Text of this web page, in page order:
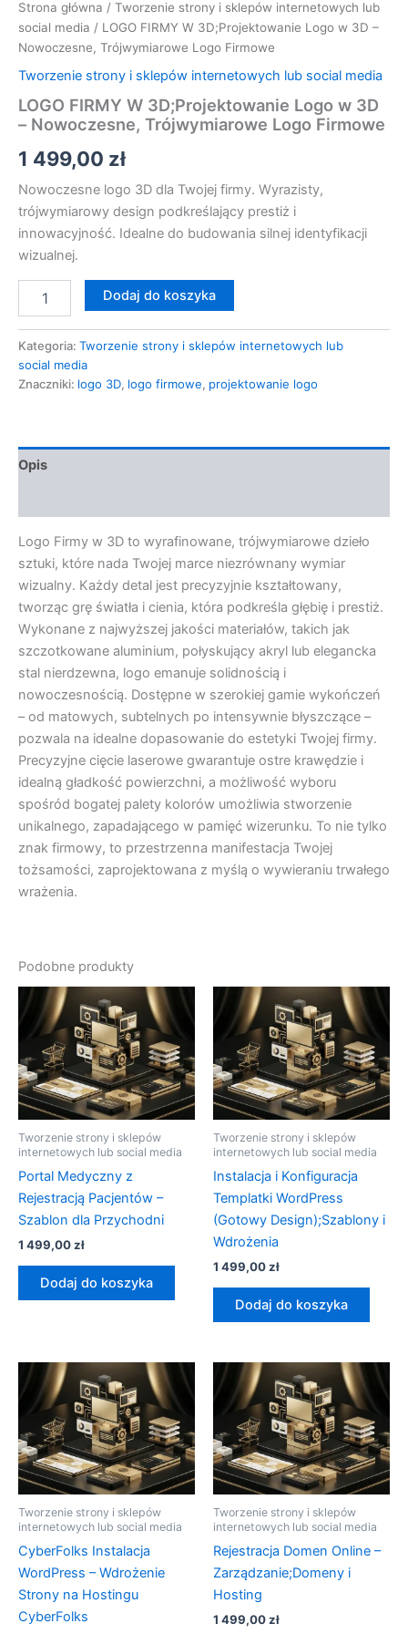
Strona główna / Tworzenie strony i sklepów internetowych lub
social media / LOGO FIRMY W 3D;Projektowanie Logo w 3D –
Nowoczesne, Trójwymiarowe Logo Firmowe
Tworzenie strony i sklepów internetowych lub social media
LOGO FIRMY W 3D;Projektowanie Logo w 3D
– Nowoczesne, Trójwymiarowe Logo Firmowe
1 499,00 zł
Nowoczesne logo 3D dla Twojej firmy. Wyrazisty,
trójwymiarowy design podkreślający prestiż i
innowacyjność. Idealne do budowania silnej identyfikacji
wizualnej.
Dodaj do koszyka
Kategoria: Tworzenie strony i sklepów internetowych lub
social media
Znaczniki: logo 3D, logo firmowe, projektowanie logo
Opis
Logo Firmy w 3D to wyrafinowane, trójwymiarowe dzieło
sztuki, które nada Twojej marce niezrównany wymiar
wizualny. Każdy detal jest precyzyjnie kształtowany,
tworząc grę światła i cienia, która podkreśla głębię i prestiż.
Wykonane z najwyższej jakości materiałów, takich jak
szczotkowane aluminium, połyskujący akryl lub elegancka
stal nierdzewna, logo emanuje solidnością i
nowoczesnością. Dostępne w szerokiej gamie wykończeń
– od matowych, subtelnych po intensywnie błyszczące –
pozwala na idealne dopasowanie do estetyki Twojej firmy.
Precyzyjne cięcie laserowe gwarantuje ostre krawędzie i
idealną gładkość powierzchni, a możliwość wyboru
spośród bogatej palety kolorów umożliwia stworzenie
unikalnego, zapadającego w pamięć wizerunku. To nie tylko
znak firmowy, to przestrzenna manifestacja Twojej
tożsamości, zaprojektowana z myślą o wywieraniu trwałego
wrażenia.
Podobne produkty
Tworzenie strony i sklepów
internetowych lub social media
Portal Medyczny z
Rejestracją Pacjentów –
Szablon dla Przychodni
1 499,00zł
Dodaj do koszyka
Tworzenie strony i sklepów
internetowych lub social media
Instalacja i Konfiguracja
Templatki WordPress
(Gotowy Design);Szablony i
Wdrożenia
1 499,00zł
Dodaj do koszyka
Tworzenie strony i sklepów
internetowych lub social media
CyberFolks Instalacja
WordPress – Wdrożenie
Strony na Hostingu
CyberFolks
Tworzenie strony i sklepów
internetowych lub social media
Rejestracja Domen Online –
Zarządzanie;Domeny i
Hosting
1 499,00zł